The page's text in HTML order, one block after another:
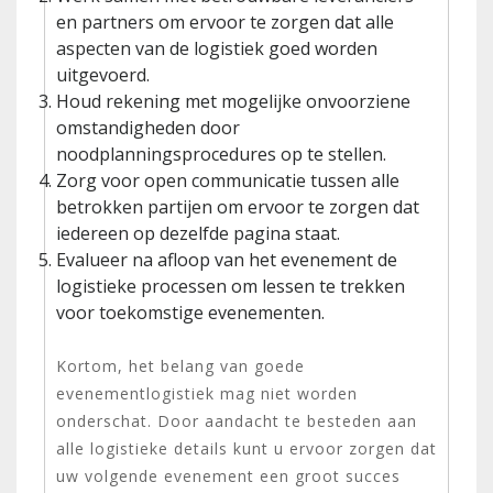
en partners om ervoor te zorgen dat alle
aspecten van de logistiek goed worden
uitgevoerd.
Houd rekening met mogelijke onvoorziene
omstandigheden door
noodplanningsprocedures op te stellen.
Zorg voor open communicatie tussen alle
betrokken partijen om ervoor te zorgen dat
iedereen op dezelfde pagina staat.
Evalueer na afloop van het evenement de
logistieke processen om lessen te trekken
voor toekomstige evenementen.
Kortom, het belang van goede
evenementlogistiek mag niet worden
onderschat. Door aandacht te besteden aan
alle logistieke details kunt u ervoor zorgen dat
uw volgende evenement een groot succes